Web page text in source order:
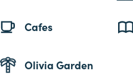
Cafes
Olivia Garden